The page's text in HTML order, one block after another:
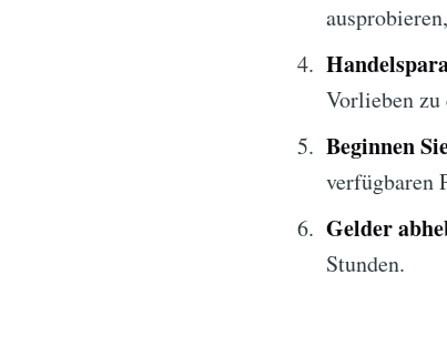
Vorlieben
Beginnen
verfügbaren
Gelder
Stunden.